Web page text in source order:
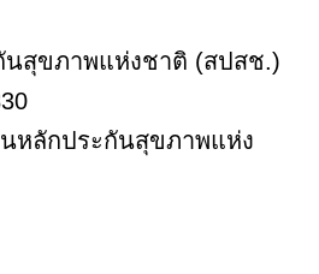
นสุขภาพแห่งชาติ (สปสช.)
นหลักประกันสุขภาพแห่ง